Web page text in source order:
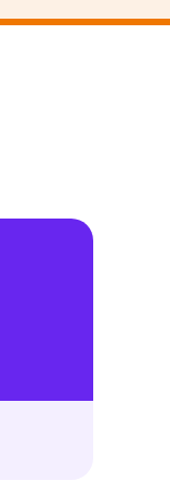
votre e-mail,
par SEJER, sous la
au service de soutien
communications de
vous envoyer notre